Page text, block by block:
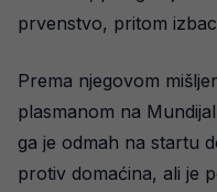
prvenstvo, pritom
Prema njegovom
plasmanom na
ga je odmah na startu
protiv domaćina, ali je